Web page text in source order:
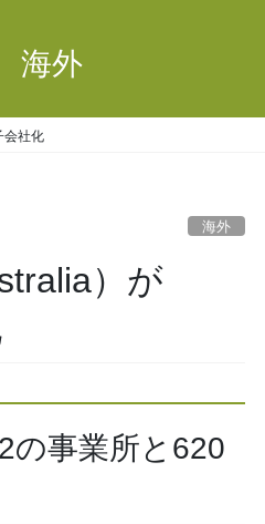
海外
会社化
海外
）が
の事業所と620